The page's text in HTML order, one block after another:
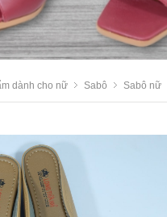
dành cho nữ Sabô Sabô nữ